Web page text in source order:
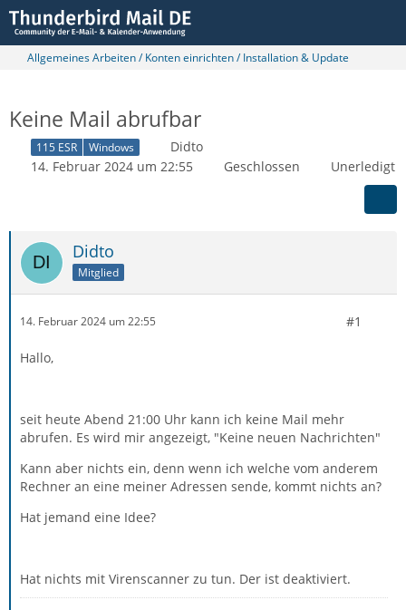
Allgemeines Arbeiten / Konten einrichten / Installation & Update
Keine Mail abrufbar
115 ESR Windows
Didto
14. Februar 2024 um 22:55
Geschlossen Unerledigt
Didto
Mitglied
14. Februar 2024 um 22:55 #1
Hallo,
seit heute Abend 21:00 Uhr kann ich keine Mail mehr
abrufen. Es wird mir angezeigt, "Keine neuen Nachrichten"
Kann aber nichts ein, denn wenn ich welche vom anderem
Rechner an eine meiner Adressen sende, kommt nichts an?
Hat jemand eine Idee?
Hat nichts mit Virenscanner zu tun. Der ist deaktiviert.